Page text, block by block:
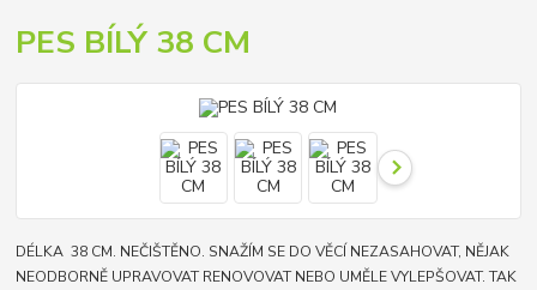
PES BÍLÝ 38 CM
DÉLKA 38 CM. NEČIŠTĚNO. SNAŽÍM SE DO VĚCÍ NEZASAHOVAT, NĚJAK
NEODBORNĚ UPRAVOVAT RENOVOVAT NEBO UMĚLE VYLEPŠOVAT. TAK